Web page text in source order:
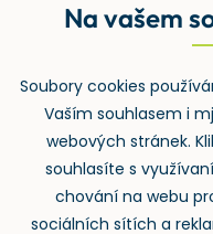
Rejstřík používaných
Zpětný odběr
Na vašem
Soubory cookies
Vaším souhlasem i
webových stránek.
souhlasíte s
chování na webu
sociálních sítích a